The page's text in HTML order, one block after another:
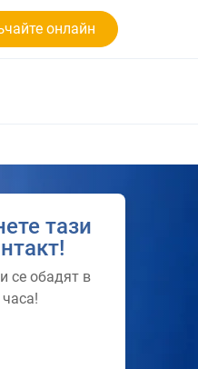
онлайн
тази
се обадят в